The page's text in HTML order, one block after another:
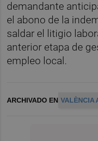
demandante
el abono de la
saldar el litigio
anterior etapa de
empleo local.
ARCHIVADO EN VALÈNCIA